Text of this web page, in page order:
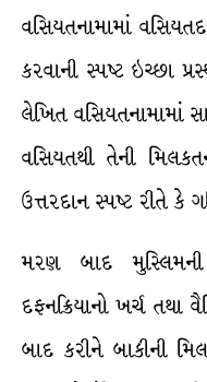
વસિયતનામામાં
કરવાની સ્પષ્ટ ઇચ્છા
લેખિત વસિયતનામામાં
વસિયતથી તેની
ઉત્તરદાન સ્પષ્ટ રીતે કે
મરણ બાદ
દફનક્રિયાનો ખર્ચ તથા
બાદ કરીને બાકીની